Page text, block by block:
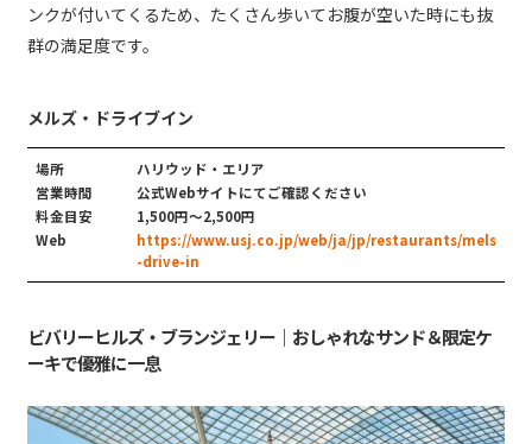
ンクが付いてくるため、たくさん歩いてお腹が空いた時にも抜
群の満足度です。
メルズ・ドライブイン
場所
ハリウッド・エリア
営業時間
公式Webサイトにてご確認ください
料金目安
1,500円〜2,500円
Web
https://www.usj.co.jp/web/ja/jp/restaurants/mels
-drive-in
ビバリーヒルズ・ブランジェリー｜おしゃれなサンド＆限定ケ
ーキで優雅に一息